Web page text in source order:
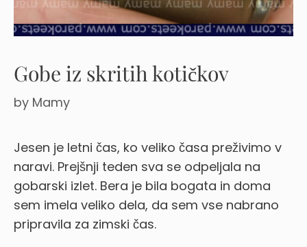
Gobe iz skritih kotičkov
by Mamy
Jesen je letni čas, ko veliko časa preživimo v
naravi. Prejšnji teden sva se odpeljala na
gobarski izlet. Bera je bila bogata in doma
sem imela veliko dela, da sem vse nabrano
pripravila za zimski čas.